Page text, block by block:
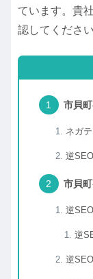
ています。貴
認してください
市貝
ネガ
逆
市貝
逆
逆
逆